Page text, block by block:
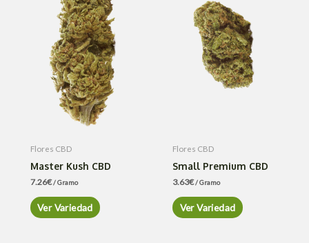
Flores CBD
Master Kush CBD
7.26€/ Gramo
Ver Variedad
Flores CBD
Small Premium CBD
3.63€/ Gramo
Ver Variedad